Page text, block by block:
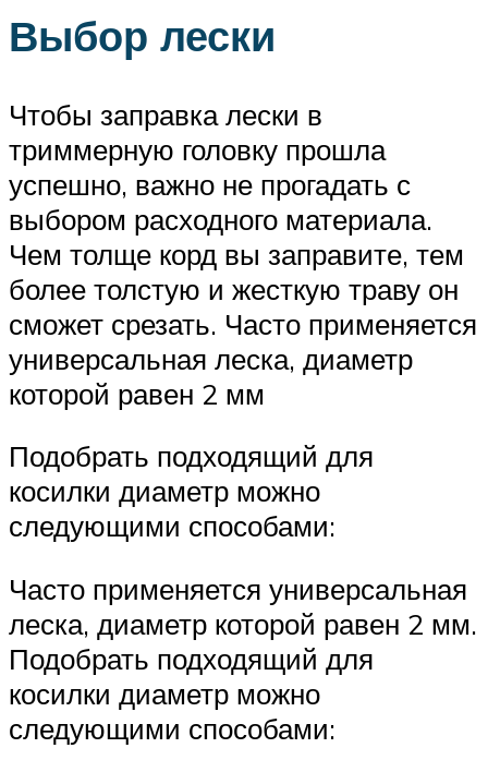
Выбор лески
Чтобы заправка лески в
триммерную головку прошла
успешно, важно не прогадать с
выбором расходного материала.
Чем толще корд вы заправите, тем
более толстую и жесткую траву он
сможет срезать. Часто применяется
универсальная леска, диаметр
которой равен 2 мм
Подобрать подходящий для
косилки диаметр можно
следующими способами:
Часто применяется универсальная
леска, диаметр которой равен 2 мм.
Подобрать подходящий для
косилки диаметр можно
следующими способами: